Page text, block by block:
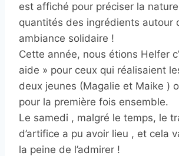
est affiché pour préciser la
quantités des ingrédients autour
ambiance solidaire !
Cette année, nous étions Helfer
aide » pour ceux qui réalisaient
deux jeunes (Magalie et Maike )
pour la première fois ensemble.
Le samedi , malgré le temps, le
d’artifice a pu avoir lieu , et cela
la peine de l’admirer !